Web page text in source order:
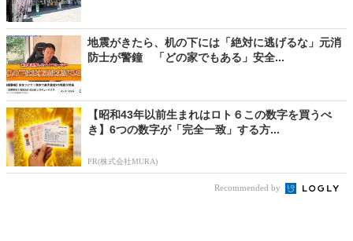
地震がきたら、机の下には「絶対に逃げるな」元消
防士が警鐘 「どの家でもある」安全...
【昭和43年以前生まれはロト６この数字を買うべ
き】6つの数字が「完全一致」する方...
PR(株式会社MURA)
Recommended by